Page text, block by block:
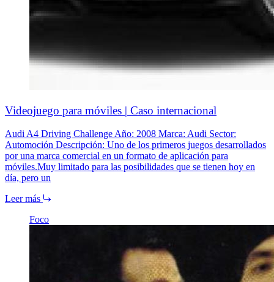
Videojuego para móviles | Caso internacional
Audi A4 Driving Challenge Año: 2008 Marca: Audi Sector:
Automoción Descripción: Uno de los primeros juegos desarrollados
por una marca comercial en un formato de aplicación para
móviles.Muy limitado para las posibilidades que se tienen hoy en
día, pero un
Leer más
Foco